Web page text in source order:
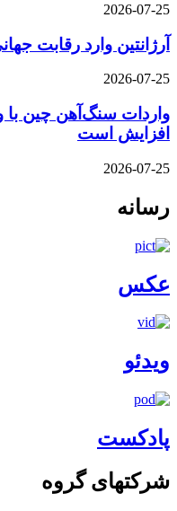
2026-07-25
آرژانتین وارد رقابت
2026-07-25
واردات سنگ‌آهن چین با
افزایش است
2026-07-25
رسانه
عکس
ویدئو
پادکست
شرکتهای گروه